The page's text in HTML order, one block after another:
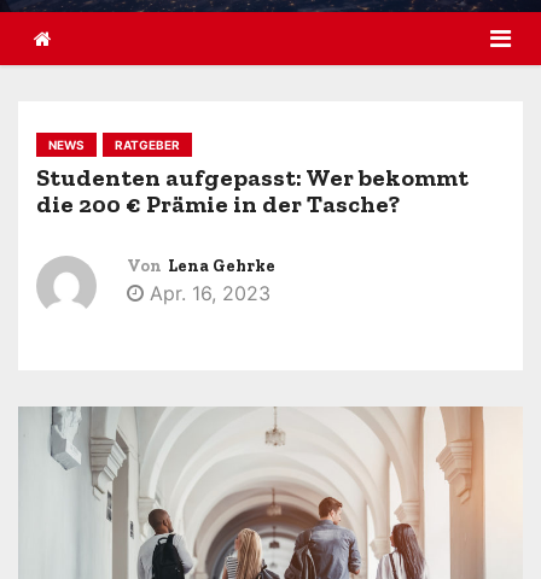
p
NEWS RATGEBER
Studenten aufgepasst: Wer bekommt
die 200 € Prämie in der Tasche?
Von Lena Gehrke
Apr. 16, 2023